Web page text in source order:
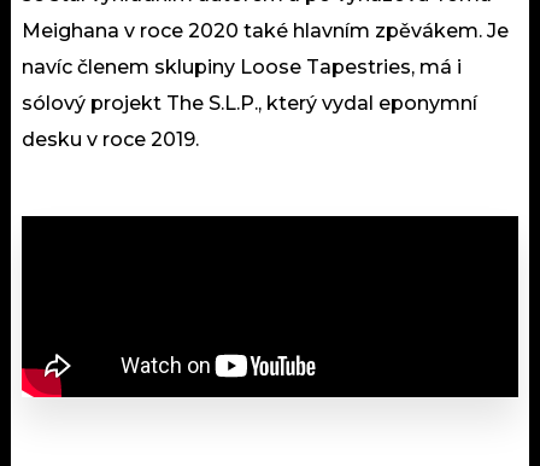
Meighana v roce 2020 také hlavním zpěvákem. Je
navíc členem sklupiny Loose Tapestries, má i
sólový projekt The S.L.P., který vydal eponymní
desku v roce 2019.